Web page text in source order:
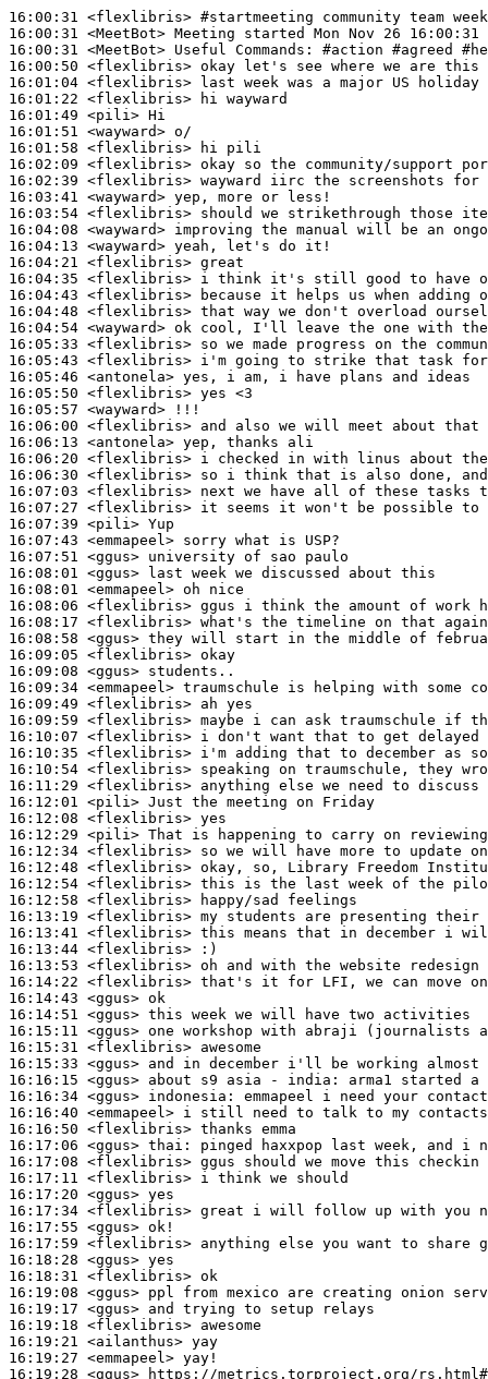
16:00:31 <flexlibris> #startmeeting community team
16:00:31 <MeetBot>
16:00:31 <MeetBot>
16:00:50 <flexlibris>
16:01:04 <flexlibris>
16:01:22 <flexlibris>
16:01:49 <pili>
16:01:51 <wayward>
16:01:58 <flexlibris>
16:02:09 <flexlibris>
16:02:39 <flexlibris>
16:03:41 <wayward>
16:03:54 <flexlibris>
16:04:08 <wayward>
16:04:13 <wayward>
16:04:21 <flexlibris>
16:04:35 <flexlibris>
16:04:43 <flexlibris>
16:04:48 <flexlibris>
16:04:54 <wayward>
16:05:33 <flexlibris>
16:05:43 <flexlibris>
16:05:46 <antonela>
16:05:50 <flexlibris>
16:05:57 <wayward>
16:06:00 <flexlibris>
16:06:13 <antonela>
16:06:20 <flexlibris>
16:06:30 <flexlibris>
16:07:03 <flexlibris>
16:07:27 <flexlibris>
16:07:39 <pili>
16:07:43 <emmapeel>
16:07:51 <ggus>
16:08:01 <ggus>
16:08:01 <emmapeel>
16:08:06 <flexlibris>
16:08:17 <flexlibris>
16:08:58 <ggus>
16:09:05 <flexlibris>
16:09:08 <ggus>
16:09:34 <emmapeel>
16:09:49 <flexlibris>
16:09:59 <flexlibris>
16:10:07 <flexlibris>
16:10:35 <flexlibris>
16:10:54 <flexlibris>
16:11:29 <flexlibris>
16:12:01 <pili>
16:12:08 <flexlibris>
16:12:29 <pili>
16:12:34 <flexlibris>
16:12:48 <flexlibris>
16:12:54 <flexlibris>
16:12:58 <flexlibris>
16:13:19 <flexlibris>
16:13:41 <flexlibris>
16:13:44 <flexlibris>
16:13:53 <flexlibris>
16:14:22 <flexlibris>
16:14:43 <ggus>
16:14:51 <ggus>
16:15:11 <ggus>
16:15:31 <flexlibris>
16:15:33 <ggus>
16:16:15 <ggus>
16:16:34 <ggus> indonesia:
16:16:40 <emmapeel>
16:16:50 <flexlibris>
16:17:06 <ggus> thai:
16:17:08 <flexlibris>
16:17:11 <flexlibris>
16:17:20 <ggus>
16:17:34 <flexlibris>
16:17:55 <ggus>
16:17:59 <flexlibris>
16:18:28 <ggus>
16:18:31 <flexlibris>
16:19:08 <ggus>
16:19:17 <ggus>
16:19:18 <flexlibris>
16:19:21 <ailanthus>
16:19:27 <emmapeel>
16:19:28 <ggus>